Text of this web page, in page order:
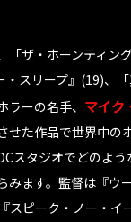
「ザ・ホーンティン
・スリープ』(19)、
ーの名手、 マイク
せた作品で世界中の
スタジオでどのよ
みます。監督は『ウ
スピーク・ノー・イ